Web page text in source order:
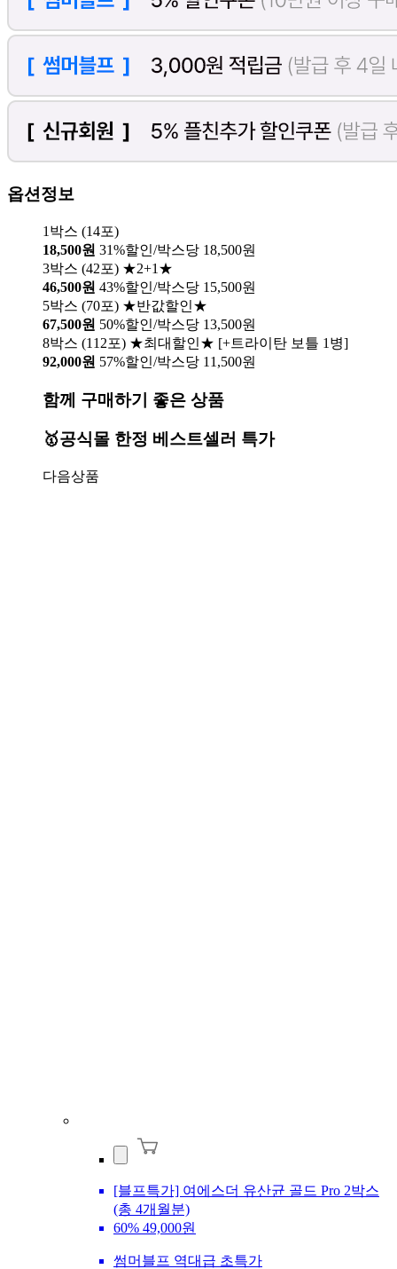
옵션정보
1박스 (14포)
18,500원 31%할인/박스당 18,500원
3박스 (42포) ★2+1★
46,500원 43%할인/박스당 15,500원
5박스 (70포) ★반값할인★
67,500원 50%할인/박스당 13,500원
8박스 (112포) ★최대할인★ [+트라이탄 보틀 1병]
92,000원 57%할인/박스당 11,500원
함께 구매하기 좋은 상품
🥇공식몰 한정 베스트셀러 특가
다음상품
[블프특가] 여에스더 유산균 골드 Pro 2박스
(총 4개월분)
60% 49,000원
썸머블프 역대급 초특가